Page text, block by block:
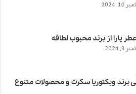
2024
عطر یارا از برند محبوب لطافه
2024
برند ویکتوریا سکرت و محصولات متنوع